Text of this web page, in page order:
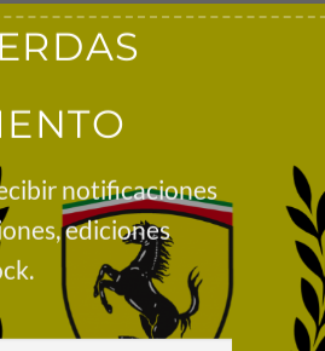
notificaciones
ediciones
pilotos del equipo Alex y Carlos
oficial del equipo 2025 y